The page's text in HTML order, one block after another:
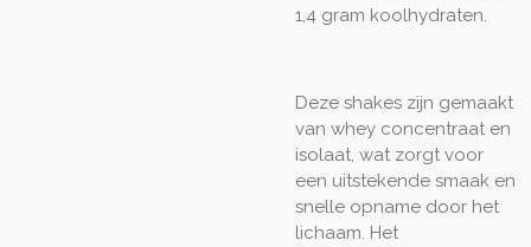
1,4 gram koolhydraten.
Deze shakes zijn gemaakt
van whey concentraat en
isolaat, wat zorgt voor
een uitstekende smaak en
snelle opname door het
lichaam. Het